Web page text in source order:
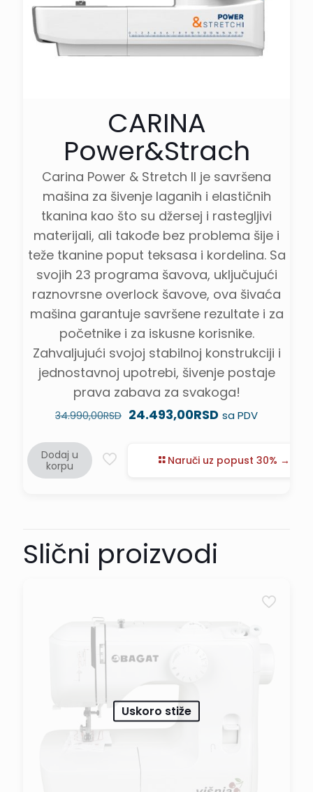
za satenski šav,
Stopica za ušivanje
dugmića, Stopica za
zatvarač,
Svetlo
Snaga motora
70 W
Nivo veštine
Profesionalni
CARINA
Power&Strach
Carina Power & Stretch II je savršena
mašina za šivenje laganih i elastičnih
tkanina kao što su džersej i rastegljivi
materijali, ali takođe bez problema šije i
teže tkanine poput teksasa i kordelina. Sa
svojih 23 programa šavova, uključujući
raznovrsne overlock šavove, ova šivaća
mašina garantuje savršene rezultate i za
početnike i za iskusne korisnike.
Zahvaljujući svojoj stabilnoj konstrukciji i
jednostavnoj upotrebi, šivenje postaje
prava zabava za svakoga!
34.990,00RSD Originalna
24.493,00RSD Trenutna
24.493,00RSD.
sa PDV
Dodaj u
korpu
Naruči uz popust 30% →
Slični proizvodi
Uskoro stiže